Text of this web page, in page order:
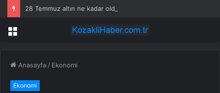
Menü
Anasayfa / Ekonomi
Ekonomi